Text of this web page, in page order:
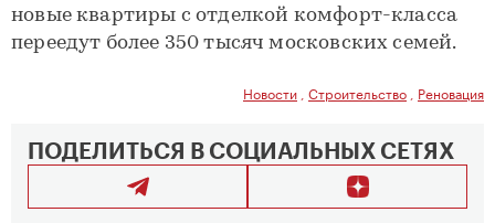
новые квартиры с отделкой комфорт-класса
переедут более 350 тысяч московских семей.
Новости Строительство Реновация
ПОДЕЛИТЬСЯ В СОЦИАЛЬНЫХ СЕТЯХ